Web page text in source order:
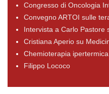
Congresso di Oncologia
Convegno ARTOI sulle
Intervista a Carlo Pastore
Cristiana Aperio su
Chemioterapia
Filippo Lococo